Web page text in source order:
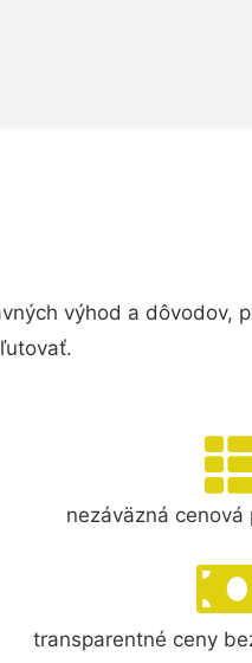
výhod a dôvodov,
nezáväzná cenová
transparentné ceny